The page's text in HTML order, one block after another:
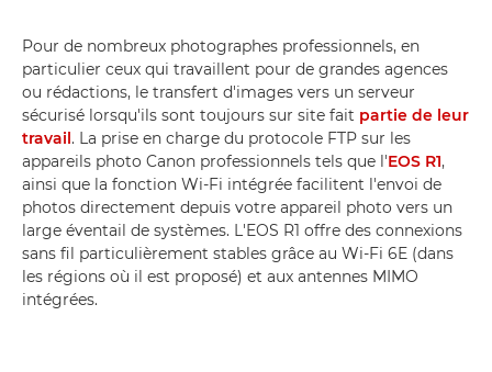
Pour de nombreux photographes professionnels, en
particulier ceux qui travaillent pour de grandes agences
ou rédactions, le transfert d'images vers un serveur
sécurisé lorsqu'ils sont toujours sur site fait partie de leur
travail. La prise en charge du protocole FTP sur les
appareils photo Canon professionnels tels que l'EOS R1,
ainsi que la fonction Wi-Fi intégrée facilitent l'envoi de
photos directement depuis votre appareil photo vers un
large éventail de systèmes. L'EOS R1 offre des connexions
sans fil particulièrement stables grâce au Wi-Fi 6E (dans
les régions où il est proposé) et aux antennes MIMO
intégrées.